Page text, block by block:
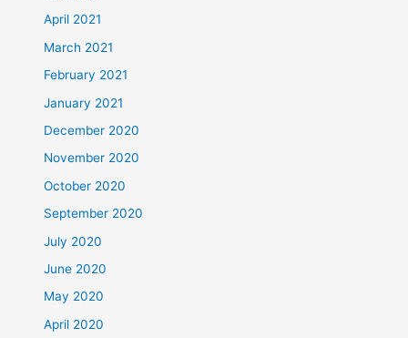
April 2021
March 2021
February 2021
January 2021
December 2020
November 2020
October 2020
September 2020
July 2020
June 2020
May 2020
April 2020